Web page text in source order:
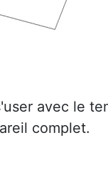
avec le
complet.